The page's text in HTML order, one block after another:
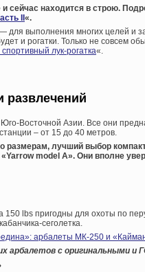
сейчас находится в строю.
II«.
для выполнения многих целей и
и рогатки. Только не совсем
лук-рогатка«.
развлечений
Восточной Азии. Все они
– от 15 до 40 метров.
размерам, лучший выбор
model A». Они вполне
150 lbs пригодны для охоты по
сеголетка.
арбалеты МК-250 и
арбалетов с оригинальными и